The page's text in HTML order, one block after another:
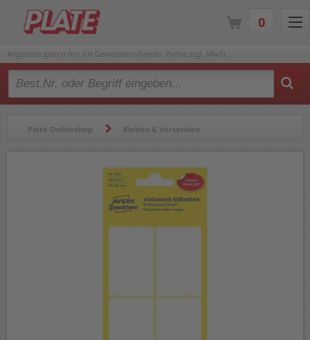
Angebote gelten nur für Gewerbetreibende. Preise zzgl. MwSt.
Type 2 or more characters for results.
Plate Onlineshop Kleben & Versenden
Vielzwecketiketten Vielzwecketiketten Zweckform 3087
0